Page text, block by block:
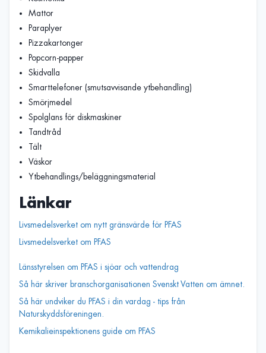
Mattor
Paraplyer
Pizzakartonger
Popcorn-papper
Skidvalla
Smarttelefoner (smutsavvisande ytbehandling)
Smörjmedel
Spolglans för diskmaskiner
Tandtråd
Tält
Väskor
Ytbehandlings/beläggningsmaterial
Länkar
Livsmedelsverket om nytt gränsvärde för PFAS
Livsmedelsverket om PFAS
Länsstyrelsen om PFAS i sjöar och vattendrag
Så här skriver branschorganisationen Svenskt Vatten om ämnet.
Så här undviker du PFAS i din vardag - tips från
Naturskyddsföreningen.
Kemikalieinspektionens guide om PFAS